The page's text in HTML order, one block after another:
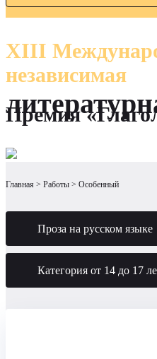
XIII
независимая
Премия
Главная Работы Особенный
Проза на русском языке
Категория от 14 до 17